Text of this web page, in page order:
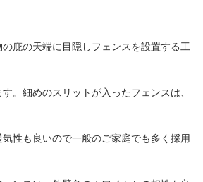
庇の天端に目隠しフェンスを設置する工
。細めのスリットが入ったフェンスは、
性も良いので一般のご家庭でも多く採用